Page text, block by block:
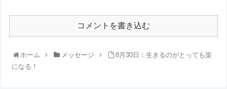
コメントを書き込む
ホーム メッセージ
8月30日：生きるのがとっても楽
になる！